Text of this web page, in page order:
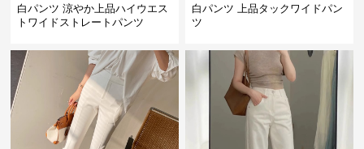
白パンツ 涼やか上品ハイウエス
トワイドストレートパンツ
白パンツ 上品タックワイドパン
ツ